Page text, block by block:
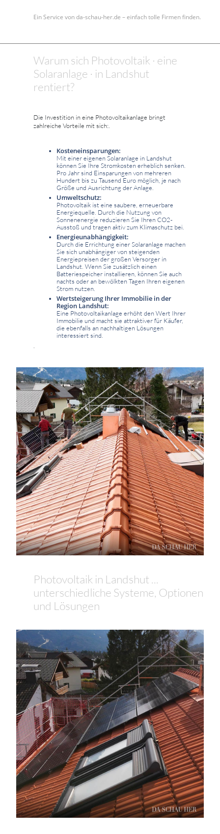
Ein Service von da-schau-her.de – einfach tolle Firmen finden.
Warum sich Photovoltaik · eine
Solaranlage · in Landshut
rentiert?
Die Investition in eine Photovoltaikanlage bringt
zahlreiche Vorteile mit sich:.
Kosteneinsparungen:
Mit einer eigenen Solaranlage in Landshut
können Sie Ihre Stromkosten erheblich senken.
Pro Jahr sind Einsparungen von mehreren
Hundert bis zu Tausend Euro möglich, je nach
Größe und Ausrichtung der Anlage.
Umweltschutz:
Photovoltaik ist eine saubere, erneuerbare
Energiequelle. Durch die Nutzung von
Sonnenenergie reduzieren Sie Ihren CO2-
Ausstoß und tragen aktiv zum Klimaschutz bei.
Energieunabhängigkeit:
Durch die Errichtung einer Solaranlage machen
Sie sich unabhängiger von steigenden
Energiepreisen der großen Versorger in
Landshut. Wenn Sie zusätzlich einen
Batteriespeicher installieren, können Sie auch
nachts oder an bewölkten Tagen Ihren eigenen
Strom nutzen.
Wertsteigerung Ihrer Immobilie in der
Region Landshut:
Eine Photovoltaikanlage erhöht den Wert Ihrer
Immobilie und macht sie attraktiver für Käufer,
die ebenfalls an nachhaltigen Lösungen
interessiert sind.
Photovoltaik in Landshut ...
unterschiedliche Systeme, Optionen
und Lösungen